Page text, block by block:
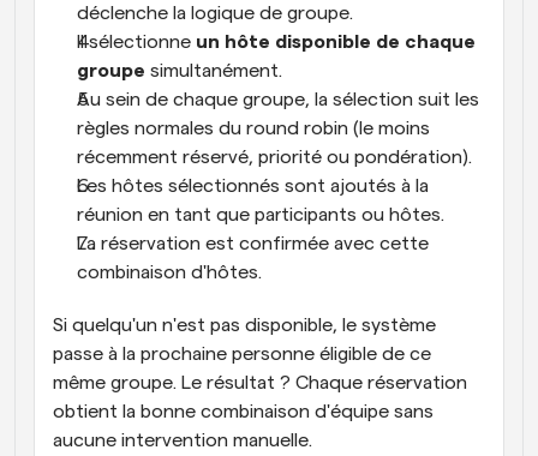
déclenche la logique de groupe.
Il sélectionne un hôte disponible de chaque
groupe simultanément.
Au sein de chaque groupe, la sélection suit les
règles normales du round robin (le moins
récemment réservé, priorité ou pondération).
Les hôtes sélectionnés sont ajoutés à la
réunion en tant que participants ou hôtes.
La réservation est confirmée avec cette
combinaison d'hôtes.
Si quelqu'un n'est pas disponible, le système
passe à la prochaine personne éligible de ce
même groupe. Le résultat ? Chaque réservation
obtient la bonne combinaison d'équipe sans
aucune intervention manuelle.